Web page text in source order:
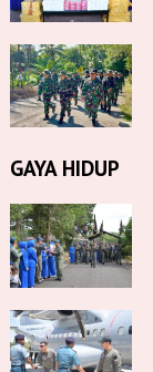
GAYA HIDUP